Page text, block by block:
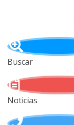
Buscar
Noticias